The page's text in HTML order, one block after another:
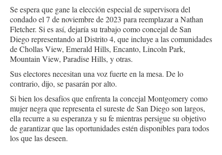
Se espera que gane la elección especial de supervisora del
condado el 7 de noviembre de 2023 para reemplazar a Nathan
Fletcher. Si es así, dejaría su trabajo como concejal de San
Diego representando al Distrito 4, que incluye a las comunidades
de Chollas View, Emerald Hills, Encanto, Lincoln Park,
Mountain View, Paradise Hills, y otras.
Sus electores necesitan una voz fuerte en la mesa. De lo
contrario, dijo, se pasarán por alto.
Si bien los desafíos que enfrenta la concejal Montgomery como
mujer negra que representa el sureste de San Diego son largos,
ella recurre a su esperanza y su fe mientras persigue su objetivo
de garantizar que las oportunidades estén disponibles para todos
los que las deseen.